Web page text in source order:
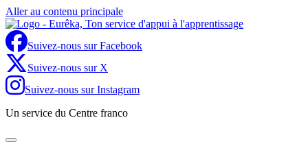
Aller au contenu principale
Suivez-nous sur Facebook
Suivez-nous sur X
Suivez-nous sur Instagram
Un service du Centre franco